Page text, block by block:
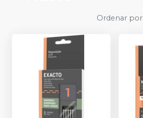
Ordenar por